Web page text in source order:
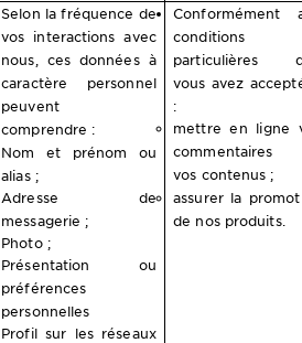
Selon la fréquence de
vos interactions avec
nous, ces données à
caractère personnel
peuvent
comprendre :
Nom et prénom ou
alias ;
Adresse de
messagerie ;
Photo ;
Présentation ou
préférences
personnelles
Profil sur les réseaux
Conformément
conditions
particulières
vous avez
:
mettre en ligne
commentaires
vos contenus ;
assurer la
de nos produits.